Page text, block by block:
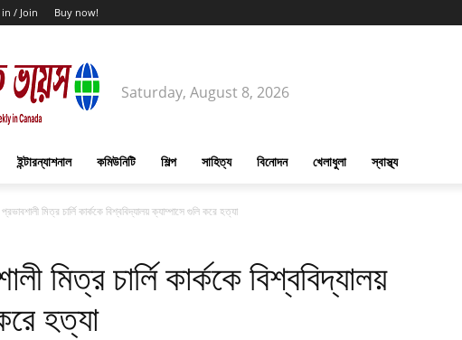
/ Join Buy now!
Saturday, August 8, 2026
ইন্টারন্যাশনাল কমিউনিটি শিল্প সাহিত্য বিনোদন খেলাধুলা স্বাস্থ্য
মিত্র চার্লি কার্ককে বিশ্ববিদ্যালয় ক্যাম্পাসে গুলি করে হত্যা
মিত্র চার্লি কার্ককে বিশ্ববিদ্যালয়
হত্যা